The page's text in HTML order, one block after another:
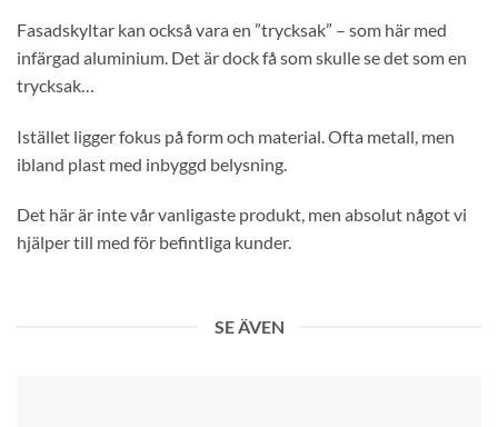
Fasadskyltar kan också vara en ”trycksak” – som här med
infärgad aluminium. Det är dock få som skulle se det som en
trycksak…
Istället ligger fokus på form och material. Ofta metall, men
ibland plast med inbyggd belysning.
Det här är inte vår vanligaste produkt, men absolut något vi
hjälper till med för befintliga kunder.
SE ÄVEN